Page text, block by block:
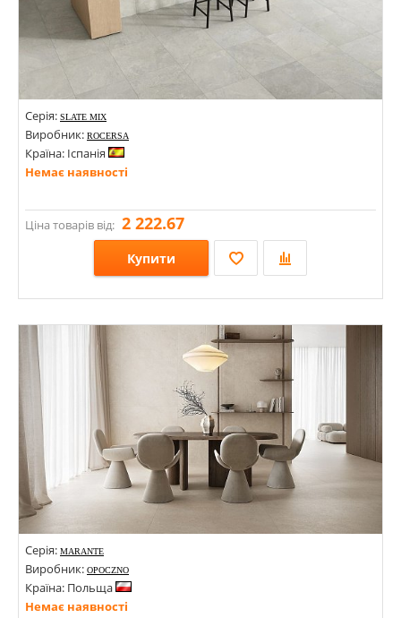
Серія: SLATE MIX
Виробник: ROCERSA
Країна: Іспанія
Немає наявності
Ціна товарів від: 2 222.67
Купити
Розміри: 600х1200;
Стилі: Під камінь;
Кольори:
Серія: MARANTE
Виробник: OPOCZNO
Країна: Польща
Немає наявності